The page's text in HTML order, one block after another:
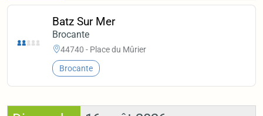
Batz Sur Mer
Brocante
44740 - Place du Mûrier
Brocante